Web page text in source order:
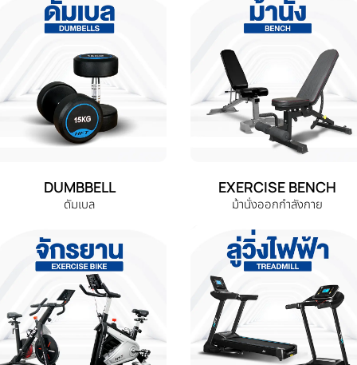
DUMBBELL
ดัมเบล
EXERCISE BENCH
ม้านั่งออกกำลังกาย